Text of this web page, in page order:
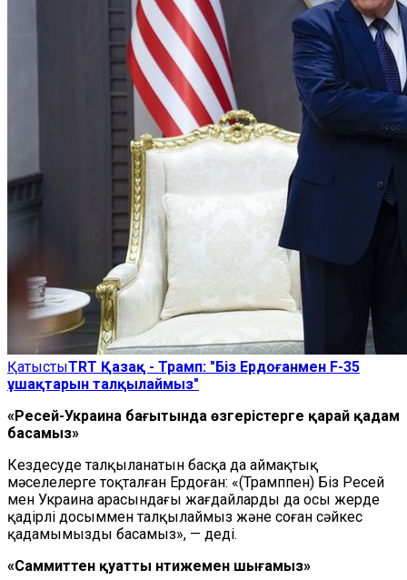
ҚатыстыTRT Қазақ - Трамп: "Біз Ердоғанмен F-35
ұшақтарын талқылаймыз"
«Ресей-Украина бағытында өзгерістерге қарай қадам
басамыз»
Кездесуде талқыланатын басқа да аймақтық
мәселелерге тоқталған Ердоған: «(Трамппен) Біз Ресей
мен Украина арасындағы жағдайларды да осы жерде
қадірлі досыммен талқылаймыз және соған сәйкес
қадамымызды басамыз», — деді.
«Саммиттен қуатты нәтижемен шығамыз»